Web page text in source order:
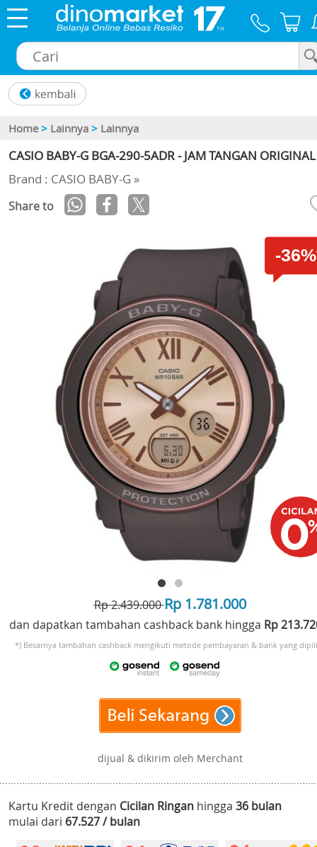
Home > Lainnya > Lainnya
CASIO BABY-G BGA-290-5ADR - JAM TANGAN ORIGINAL
Brand : CASIO BABY-G »
Share to
-
Rp 2.439.000Rp 1.781.000
dan dapatkan tambahan cashback bank hingga Rp
*) Besarnya tambahan cashback mengikuti metode pembayaran & bank yang
dijual & dikirim oleh Merchant
Kartu Kredit dengan Cicilan Ringan hingga 36 bulan
mulai dari 67.527 / bulan